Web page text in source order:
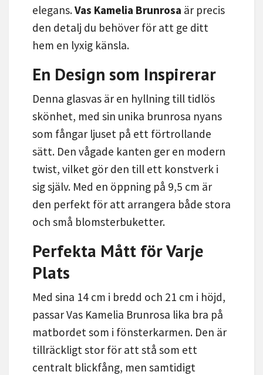
elegans.Vas Kamelia Brunrosa är precis
den detalj du behöver för att ge ditt
hem en lyxig känsla.
En Design som Inspirerar
Denna glasvas är en hyllning till tidlös
skönhet, med sin unika brunrosa nyans
som fångar ljuset på ett förtrollande
sätt. Den vågade kanten ger en modern
twist, vilket gör den till ett konstverk i
sig själv. Med en öppning på 9,5 cm är
den perfekt för att arrangera både stora
och små blomsterbuketter.
Perfekta Mått för Varje
Plats
Med sina 14 cm i bredd och 21 cm i höjd,
passar Vas Kamelia Brunrosa lika bra på
matbordet som i fönsterkarmen. Den är
tillräckligt stor för att stå som ett
centralt blickfång, men samtidigt